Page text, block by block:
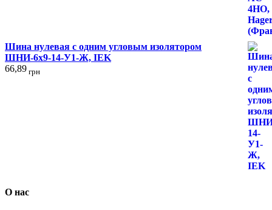
Шина нулевая с одним угловым изолятором
ШНИ-6x9-14-У1-Ж, IEK
66,89 грн
О нас